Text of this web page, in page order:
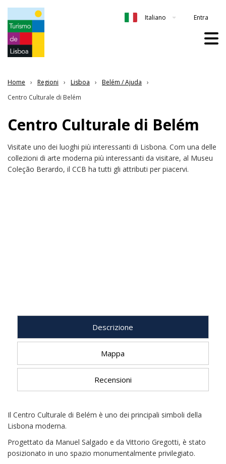
Italiano Entra
Home Regioni Lisboa
Belém / Ajuda
Centro Culturale di Belém
Centro Culturale di Belém
Visitate uno dei luoghi più interessanti di Lisbona. Com una delle
collezioni di arte moderna più interessanti da visitare, al Museu
Coleção Berardo, il CCB ha tutti gli attributi per piacervi.
Descrizione
Mappa
Recensioni
Il Centro Culturale di Belém è uno dei principali simboli della
Lisbona moderna.
Progettato da Manuel Salgado e da Vittorio Gregotti, è stato
posizionato in uno spazio monumentalmente privilegiato.